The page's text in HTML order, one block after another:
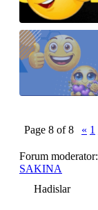
Page 8 of8 « 1
Forum moderator:
SAKINA
Hadislar